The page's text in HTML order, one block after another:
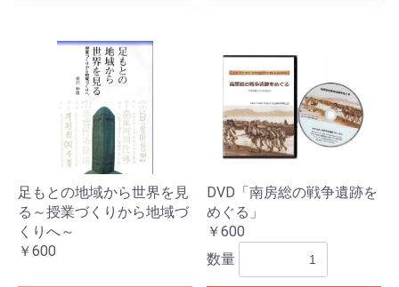
足もとの地域から世界を見
る～授業づくりから地域づ
くりへ～
￥600
DVD「南房総の戦争遺跡を
めぐる」
￥600
数量